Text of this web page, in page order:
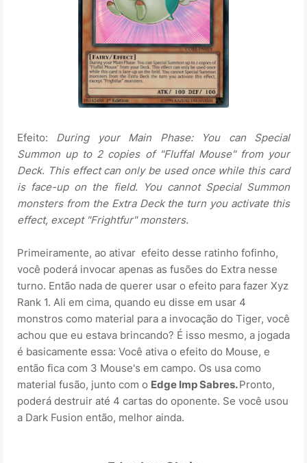
Efeito: During your Main Phase: You can Special
Summon up to 2 copies of "Fluffal Mouse" from your
Deck. This effect can only be used once while this card
is face-up on the field. You cannot Special Summon
monsters from the Extra Deck the turn you activate this
effect, except "Frightfur" monsters.
Primeiramente, ao ativar efeito desse ratinho fofinho,
você poderá invocar apenas as fusões do Extra nesse
turno. Então nada de querer usar o efeito para fazer Xyz
Rank 1. Ali em cima, quando eu disse em usar 4
monstros como material para a invocação do Tiger, você
achou que eu estava brincando? É isso mesmo, a jogada
é basicamente essa: Você ativa o efeito do Mouse, e
então fica com 3 Mouse's em campo. Os usa como
material fusão, junto com o Edge Imp Sabres.Pronto,
poderá destruir até 4 cartas do oponente. Se você usou
a Dark Fusion então, melhor ainda.